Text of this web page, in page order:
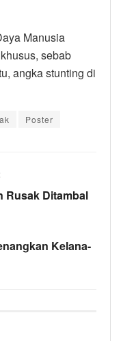
Manusia
sebab
angka stunting di
Poster
Rusak Ditambal
Kelana-